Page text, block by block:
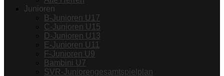
Junioren
B-Junioren U17
C-Junioren U15
D-Junioren U13
E-Junioren U11
F-Junioren U9
Bambini U7
SVR-Juniorengesamtspielplan